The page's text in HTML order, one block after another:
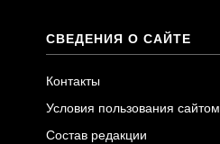
СВЕДЕНИЯ О САЙТЕ
Контакты
Условия пользования сайтом
Состав редакции